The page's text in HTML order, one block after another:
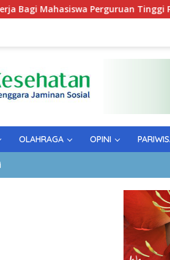
Perguruan Tinggi Pesantren
OLAHRAGA OPINI